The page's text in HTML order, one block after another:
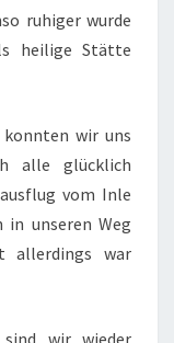
ruhiger wurde
heilige Stätte
konnten wir uns
alle glücklich
vom Inle
in unseren Weg
allerdings war
wir wieder